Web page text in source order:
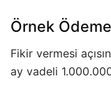
Örnek
Fikir vermesi
ay vadeli